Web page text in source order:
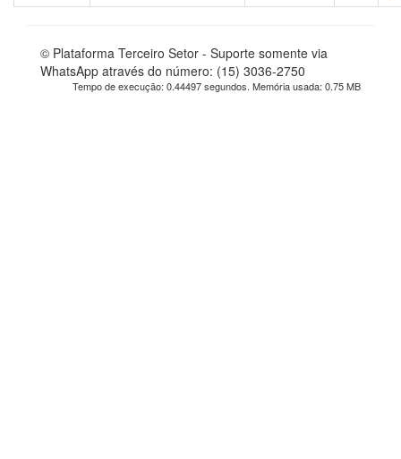
© Plataforma Terceiro Setor - Suporte somente via
WhatsApp através do número: (15) 3036-2750
Tempo de execução: 0.44497 segundos. Memória usada: 0.75 MB